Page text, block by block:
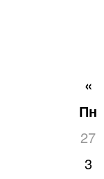
«
Пн
27
3